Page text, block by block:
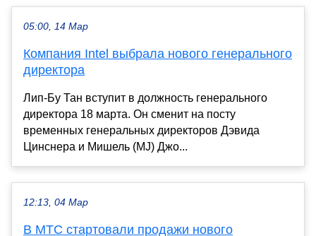
05:00, 14 Мар
Компания Intel выбрала нового генерального
директора
Лип-Бу Тан вступит в должность генерального
директора 18 марта. Он сменит на посту
временных генеральных директоров Дэвида
Цинснера и Мишель (MJ) Джо...
12:13, 04 Мар
В МТС стартовали продажи нового